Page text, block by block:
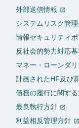
外部送信情報
システムリスク管
情報セキュリティ
反社会的勢力対応
マネー・ローンダ
計画されたHF及び
債務の履行に関す
最良執行方針
利益相反管理方針